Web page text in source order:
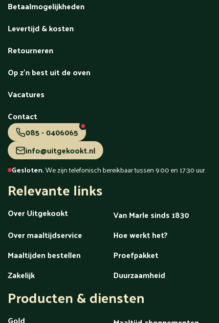
Betaalmogelijkheden
Levertijd & kosten
Retourneren
Op z'n best uit de oven
Vacatures
Contact
085 - 0406065
info@uitgekookt.nl
Gesloten.We zijn telefonisch bereikbaar tussen 9:00 en 17:30 uur.
Relevante links
Over Uitgekookt
Van Marle sinds 1830
Over maaltijdservice
Hoe werkt het?
Maaltijden bestellen
Proefpakket
Zakelijk
Duurzaamheid
Producten & diensten